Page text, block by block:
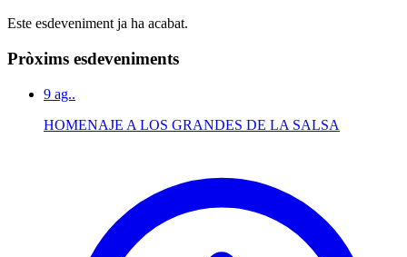
Este esdeveniment ja ha acabat.
Pròxims esdeveniments
9 ag..
HOMENAJE A LOS GRANDES DE LA SALSA